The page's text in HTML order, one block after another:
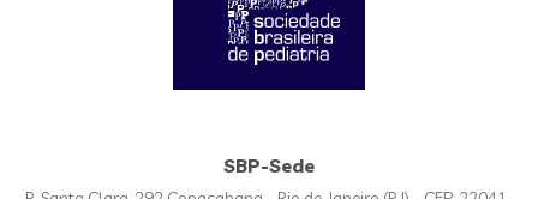
SBP-Sede